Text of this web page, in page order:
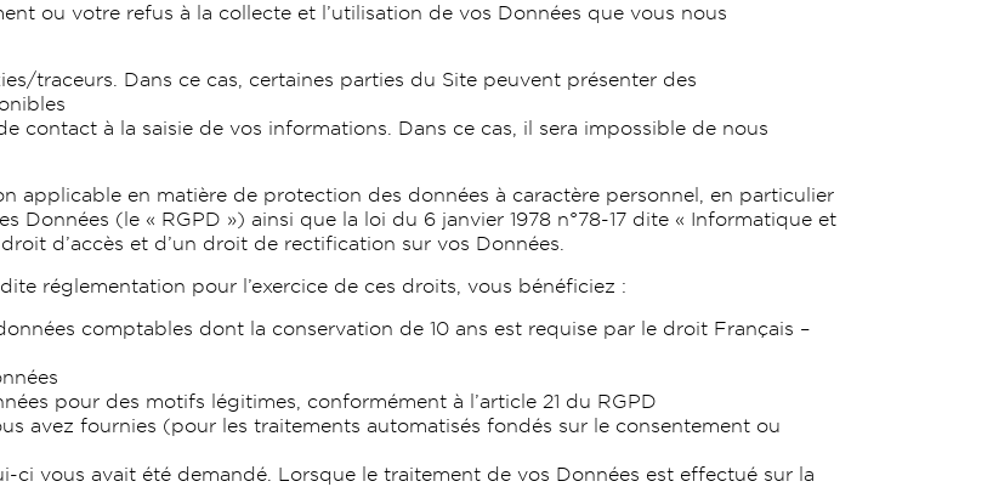
ou votre refus à la collecte et l’utilisation de vos Données que vous nous
traceurs. Dans ce cas, certaines parties du Site peuvent présenter des
contact à la saisie de vos informations. Dans ce cas, il sera impossible de nous
applicable en matière de protection des données à caractère personnel, en particulier
Données (le « RGPD ») ainsi que la loi du 6 janvier 1978 n°78-17 dite « Informatique et
d’accès et d’un droit de rectification sur vos Données.
réglementation pour l’exercice de ces droits, vous bénéficiez :
comptables dont la conservation de 10 ans est requise par le droit Français –
pour des motifs légitimes, conformément à l’article 21 du RGPD
avez fournies (pour les traitements automatisés fondés sur le consentement ou
vous avait été demandé. Lorsque le traitement de vos Données est effectué sur la